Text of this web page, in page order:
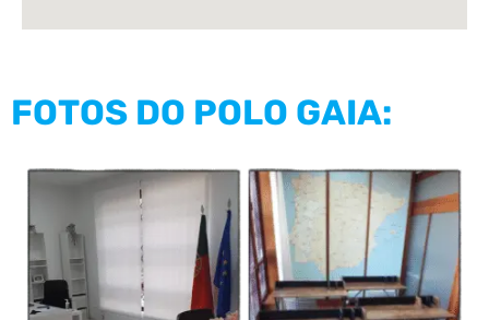
FOTOS DO POLO GAIA: